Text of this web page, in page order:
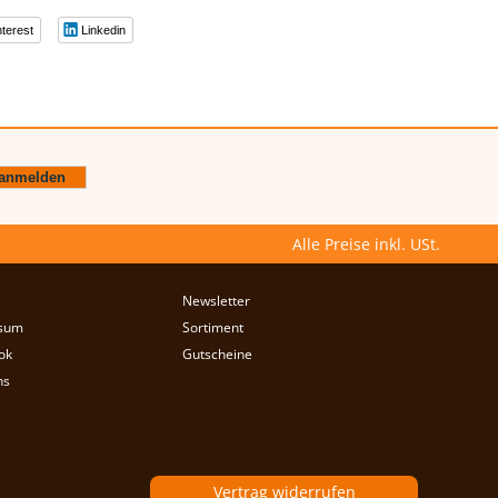
Linkedin
Alle Preise inkl. USt.
Newsletter
Sortiment
Gutscheine
Vertrag widerrufen